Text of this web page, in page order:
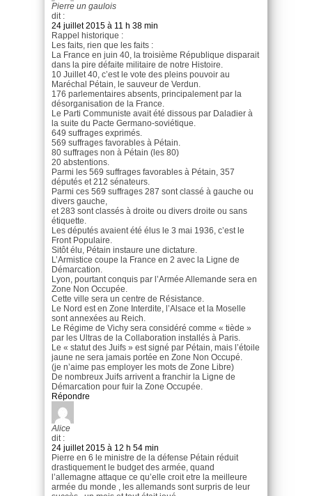
Pierre un gaulois
dit :
24 juillet 2015 à 11 h 38 min
Rappel historique :
Les faits, rien que les faits :
La France en juin 40, la troisième République disparait
dans la pire défaite militaire de notre Histoire.
10 Juillet 40, c’est le vote des pleins pouvoir au
Maréchal Pétain, le sauveur de Verdun.
176 parlementaires absents, principalement par la
désorganisation de la France.
Le Parti Communiste avait été dissous par Daladier à
la suite du Pacte Germano-soviétique.
649 suffrages exprimés.
569 suffrages favorables à Pétain.
80 suffrages non à Pétain (les 80)
20 abstentions.
Parmi les 569 suffrages favorables à Pétain, 357
députés et 212 sénateurs.
Parmi ces 569 suffrages 287 sont classé à gauche ou
divers gauche,
et 283 sont classés à droite ou divers droite ou sans
étiquette.
Les députés avaient été élus le 3 mai 1936, c’est le
Front Populaire.
Sitôt élu, Pétain instaure une dictature.
L’Armistice coupe la France en 2 avec la Ligne de
Démarcation.
Lyon, pourtant conquis par l’Armée Allemande sera en
Zone Non Occupée.
Cette ville sera un centre de Résistance.
Le Nord est en Zone Interdite, l’Alsace et la Moselle
sont annexées au Reich.
Le Régime de Vichy sera considéré comme « tiède »
par les Ultras de la Collaboration installés à Paris.
Le « statut des Juifs » est signé par Pétain, mais l’étoile
jaune ne sera jamais portée en Zone Non Occupé.
(je n’aime pas employer les mots de Zone Libre)
De nombreux Juifs arrivent a franchir la Ligne de
Démarcation pour fuir la Zone Occupée.
Répondre
Alice
dit :
24 juillet 2015 à 12 h 54 min
Pierre en 6 le ministre de la défense Pétain réduit
drastiquement le budget des armée, quand
l’allemagne attaque ce qu’elle croit etre la meilleure
armée du monde , les allemands sont surpris de leur